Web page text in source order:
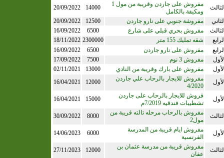
مفروش على جاردن وقريبة من مول 1
ومكيفة بالكامل
14000
20/09/2022
مفروشة جنوبي على نارو جاردن 12500
20/09/2022
مفروش بحري قبلي على شارع 6500
16/09/2022
شقه تمليك 155 متر 2300000
18/11/2022
مفروش على نارو جاردن 6500
16/09/2022
مفروش 3 نوم 7500
17/09/2022
مفروش على بارك وقريبة من النادي 13000
02/11/2021
مفروش للايجار بالرحاب علي جاردن
4/2020
12000
16/04/2021
فروش للايجار بالرحاب على جاردن
تشطيبات فندقيه 7/2019م
15000
16/04/2021
مفروش بالرحاب مرحله تالته قريبة من
مول2
8000
30/09/2022
مفروش ايام قريبة من المدرسة
الفرنسية
6000
14/06/2023
مفروش قريبة من مدرسة عثمان بن
عفان
12000
27/11/2023